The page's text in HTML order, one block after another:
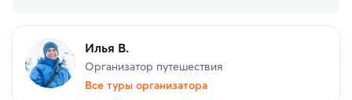
Илья В.
Организатор путешествия
Все туры организатора